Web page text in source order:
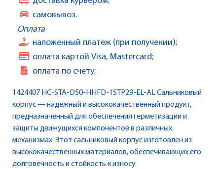
самовывоз.
Оплата
наложенный платеж (при получении);
оплата картой Visa, Mastercard;
оплата по счету;
1424407 HC-STA-D50-HHFD-1STP29-EL-AL Сальниковый
корпус — надежный и высококачественный продукт,
предназначенный для обеспечения герметизации и
защиты движущихся компонентов в различных
механизмах. Этот сальниковый корпус изготовлен из
высококачественных материалов, обеспечивающих его
долговечность и стойкость к износу.